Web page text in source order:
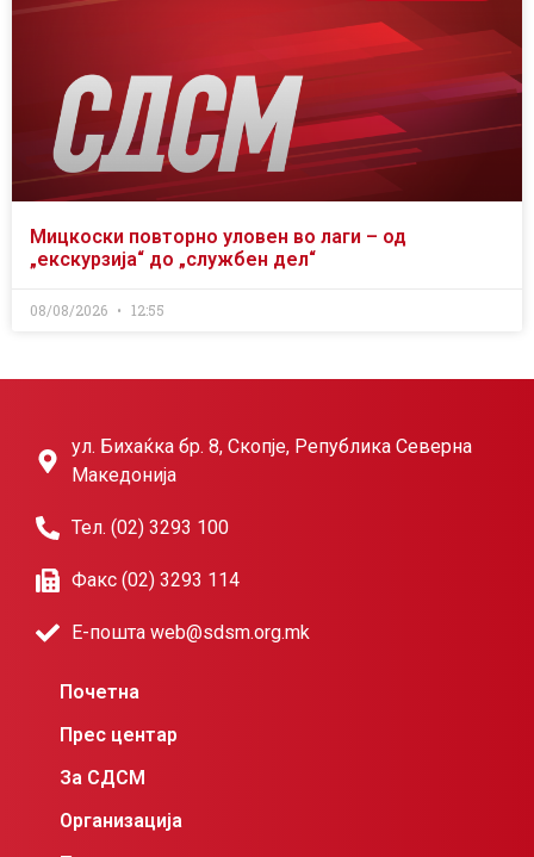
Мицкоски повторно уловен во лаги – од
„екскурзија“ до „службен дел“
08/08/2026 12:55
ул. Бихаќка бр. 8, Скопје, Република Северна
Македонија
Тел. (02) 3293 100
Факс (02) 3293 114
Е-пошта web@sdsm.org.mk
Почетна
Прес центар
За СДСМ
Организација